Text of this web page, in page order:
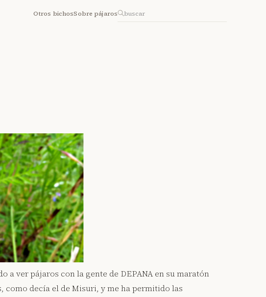
Otros bichosSobre pájaros
a ver pájaros con la gente de DEPANA en su maratón
decía el de Misuri, y me ha permitido las